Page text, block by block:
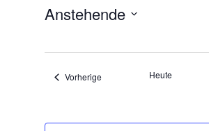
Anstehende
Vorherige Veranstaltungen
Heute